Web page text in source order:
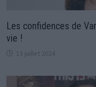
Les confidences de
vie !
13 juillet 2024